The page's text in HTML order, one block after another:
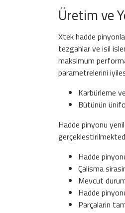
Üretim ve
Xtek hadde
tezgahlar ve isil
maksimum
parametrelerini
Karbürleme
Bütünün
Hadde pinyonu
Hadde
Çalisma
Mevcut
Hadde
Parçalarin